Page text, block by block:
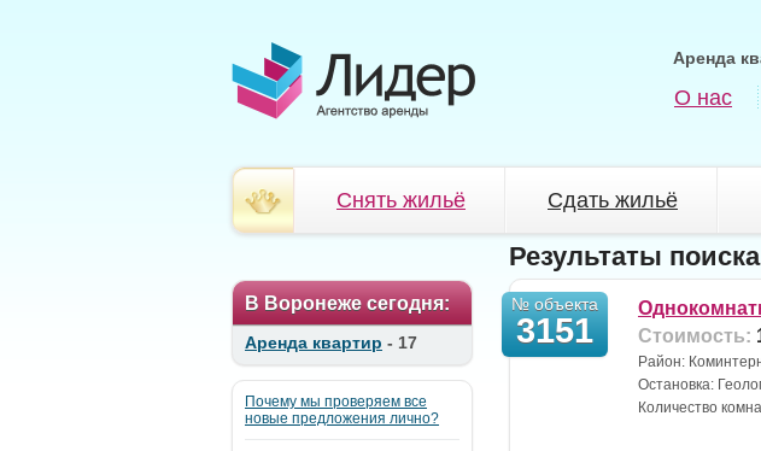
Аренда
О нас
Снять жильё Сдать жильё
В Воронеже сегодня:
Аренда квартир - 17
Почему мы проверяем все
новые предложения лично?
Результаты
№ объекта
3151
Стоимость:
Район:
Остановка:
Количество